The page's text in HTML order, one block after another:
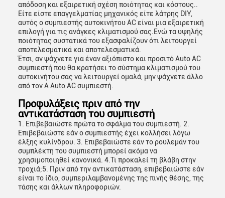
απόδοση και εξαιρετική σχέση ποιότητας και κόστους..
Είτε είστε επαγγελματίας μηχανικός είτε λάτρης DIY,
αυτός ο συμπιεστής αυτοκινήτου AC είναι μια εξαιρετική
επιλογή για τις ανάγκες κλιματισμού σας.Ενώ τα υψηλής
ποιότητας συστατικά του εξασφαλίζουν ότι λειτουργεί
αποτελεσματικά και αποτελεσματικά.
Έτσι, αν ψάχνετε για έναν αξιόπιστο και προσιτό Auto AC
συμπιεστή που θα κρατήσει το σύστημα κλιματισμού του
αυτοκινήτου σας να λειτουργεί ομαλά, μην ψάχνετε άλλο
από τον A Auto AC συμπιεστή.
Προφυλάξεις πριν από την
αντικατάσταση του συμπιεστή
1. Επιβεβαιώστε πρώτα το σφάλμα του συμπιεστή. 2.
Επιβεβαιώστε εάν ο συμπιεστής έχει κολλήσει λόγω
έλξης κυλίνδρου. 3. Επιβεβαιώστε εάν το ρουλεμάν του
συμπλέκτη του συμπιεστή μπορεί ακόμα να
χρησιμοποιηθεί κανονικά. 4.Τι προκαλεί τη βλάβη στην
τροχιά;5. Πριν από την αντικατάσταση, επιβεβαιώστε εάν
είναι το ίδιο, συμπεριλαμβανομένης της πινής θέσης, της
τάσης και άλλων πληροφοριών.